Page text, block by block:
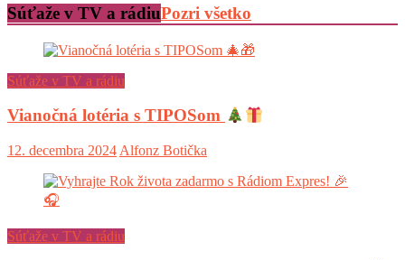
Súťaže v TV a rádiuPozri všetko
Súťaže v TV a rádiu
Vianočná lotéria s TIPOSom
12. decembra 2024 Alfonz Botička
Súťaže v TV a rádiu